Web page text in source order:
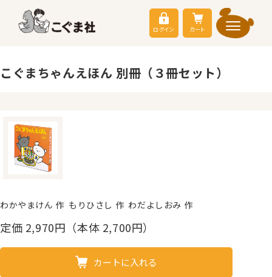
ログイン カート
こぐまちゃんえほん 別冊（３冊セット）
わかやまけん 作 もりひさし 作 わだよしおみ 作
定価 2,970円（本体 2,700円）
カートに入れる